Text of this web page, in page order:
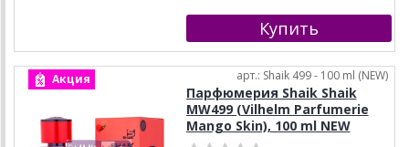
Акция арт.: Shaik 499 - 100 ml (NEW)
Парфюмерия Shaik Shaik
MW499 (Vilhelm Parfumerie
Mango Skin), 100 ml NEW